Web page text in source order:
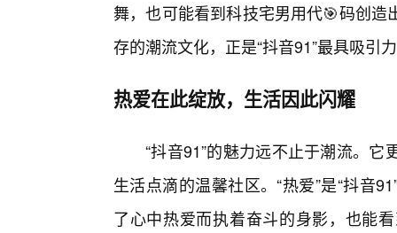
舞，也可能看到科技宅男用代🎯码创
存的潮流文化，正是“抖音91”最具吸引
热爱在此绽放，生活因此闪耀
“抖音91”的魅力远不止于潮流。
生活点滴的温馨社区。“热爱”是“抖音
了心中热爱而执着奋斗的身影，也能